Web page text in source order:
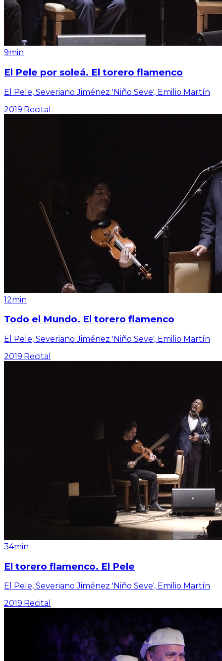
9min
El Pele por soleá. El torero flamenco
El Pele, Severiano Jiménez 'Niño Seve', Emilio Martín
2019·Recital
12min
Todo el Mundo. El torero flamenco
El Pele, Severiano Jiménez 'Niño Seve', Emilio Martín
2019·Recital
34min
El torero flamenco. El Pele
El Pele, Severiano Jiménez 'Niño Seve', Emilio Martín
2019· Recital